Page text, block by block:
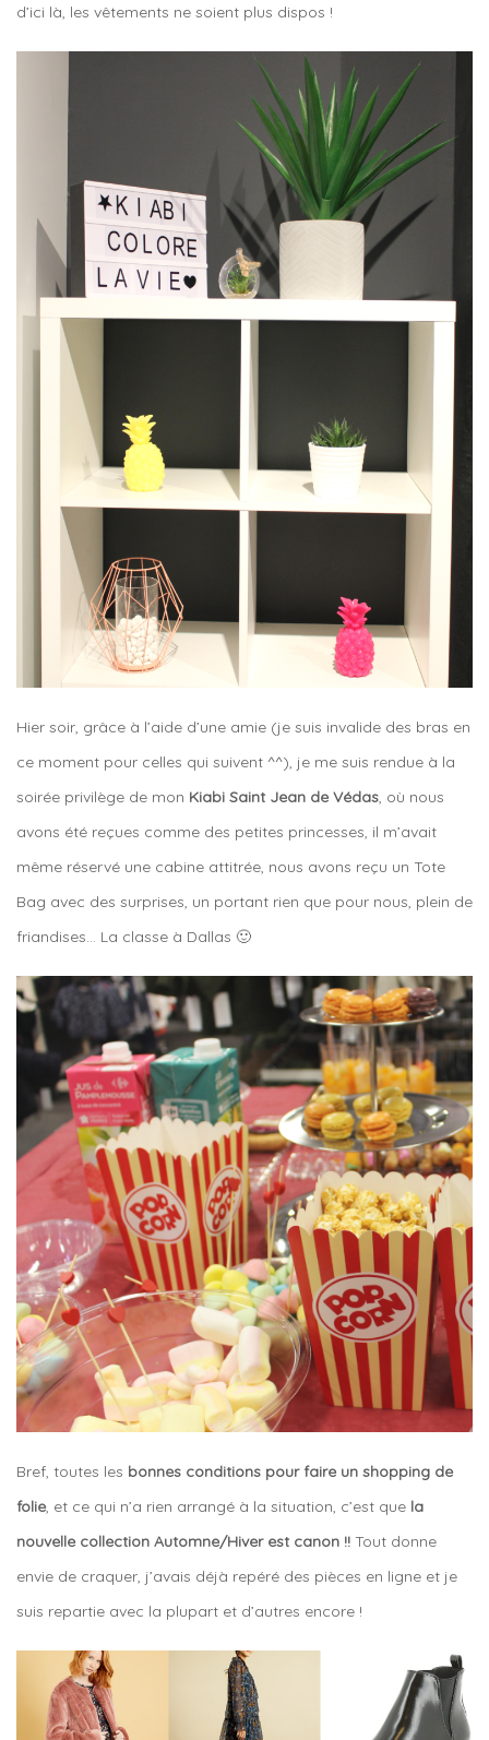
d’ici là, les vêtements ne soient plus dispos !
Hier soir, grâce à l’aide d’une amie (je suis invalide des bras en
ce moment pour celles qui suivent ^^), je me suis rendue à la
soirée privilège de mon Kiabi Saint Jean de Védas, où nous
avons été reçues comme des petites princesses, il m’avait
même réservé une cabine attitrée, nous avons reçu un Tote
Bag avec des surprises, un portant rien que pour nous, plein de
friandises… La classe à Dallas 🙂
Bref, toutes les bonnes conditions pour faire un shopping de
folie, et ce qui n’a rien arrangé à la situation, c’est que la
nouvelle collection Automne/Hiver est canon !! Tout donne
envie de craquer, j’avais déjà repéré des pièces en ligne et je
suis repartie avec la plupart et d’autres encore !